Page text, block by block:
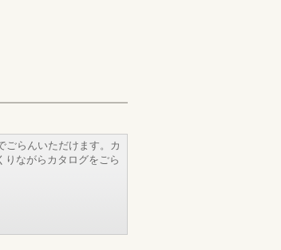
ごらんいただけます。カ
りながらカタログをごら